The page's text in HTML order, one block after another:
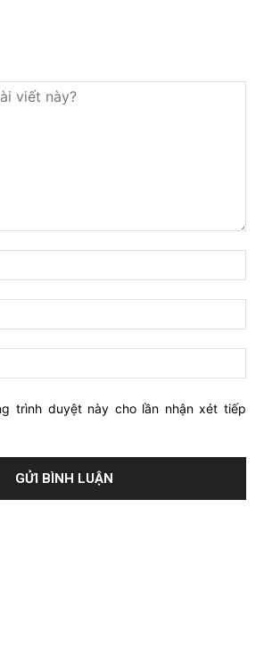
trình duyệt này cho lần nhận xét tiếp